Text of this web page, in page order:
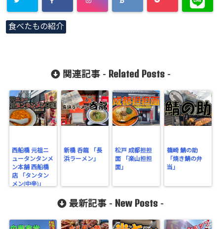
食べたもの紹介
関連記事 - Related Posts-
西船橋 元祖ニ
ュータンタンメ
ン本舗 西船橋
店 「タンタン
メン(中辛)」
新橋 呑龍 「長
浜ラーメン」
松戸 成都担担
面 「楽山担担
面」
篠崎 鯖の助
「焼き鯖の弁
当」
最新記事 - New Posts -